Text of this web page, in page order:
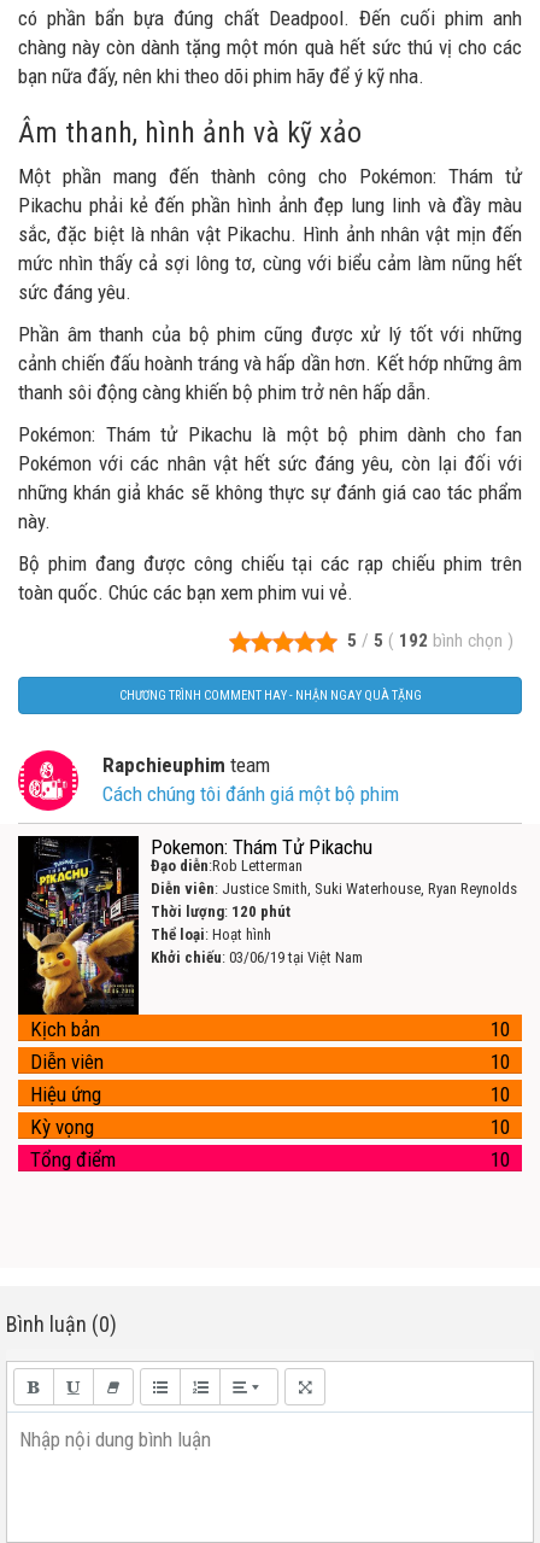
có phần bẩn bựa đúng chất Deadpool. Đến cuối phim anh
chàng này còn dành tặng một món quà hết sức thú vị cho các
bạn nữa đấy, nên khi theo dõi phim hãy để ý kỹ nha.
Âm thanh, hình ảnh và kỹ xảo
Một phần mang đến thành công cho Pokémon: Thám tử
Pikachu phải kẻ đến phần hình ảnh đẹp lung linh và đầy màu
sắc, đặc biệt là nhân vật Pikachu. Hình ảnh nhân vật mịn đến
mức nhìn thấy cả sợi lông tơ, cùng với biểu cảm làm nũng hết
sức đáng yêu.
Phần âm thanh của bộ phim cũng được xử lý tốt với những
cảnh chiến đấu hoành tráng và hấp dần hơn. Kết hớp những âm
thanh sôi động càng khiến bộ phim trở nên hấp dẫn.
Pokémon: Thám tử Pikachu là một bộ phim dành cho fan
Pokémon với các nhân vật hết sức đáng yêu, còn lại đối với
những khán giả khác sẽ không thực sự đánh giá cao tác phẩm
này.
Bộ phim đang được công chiếu tại các rạp chiếu phim trên
toàn quốc. Chúc các bạn xem phim vui vẻ.
5 / 5 ( 192 bình chọn )
CHƯƠNG TRÌNH COMMENT HAY - NHẬN NGAY QUÀ TẶNG
Rapchieuphim team
Cách chúng tôi đánh giá một bộ phim
Pokemon: Thám Tử Pikachu
Đạo diễn:Rob Letterman
Diễn viên: Justice Smith, Suki Waterhouse, Ryan Reynolds
Thời lượng: 120 phút
Thể loại: Hoạt hình
Khởi chiếu: 03/06/19 tại Việt Nam
Kịch bản
10
Diễn viên
10
Hiệu ứng
10
Kỳ vọng
10
Tổng điểm
10
Bình luận (0)
Nhập nội dung bình luận